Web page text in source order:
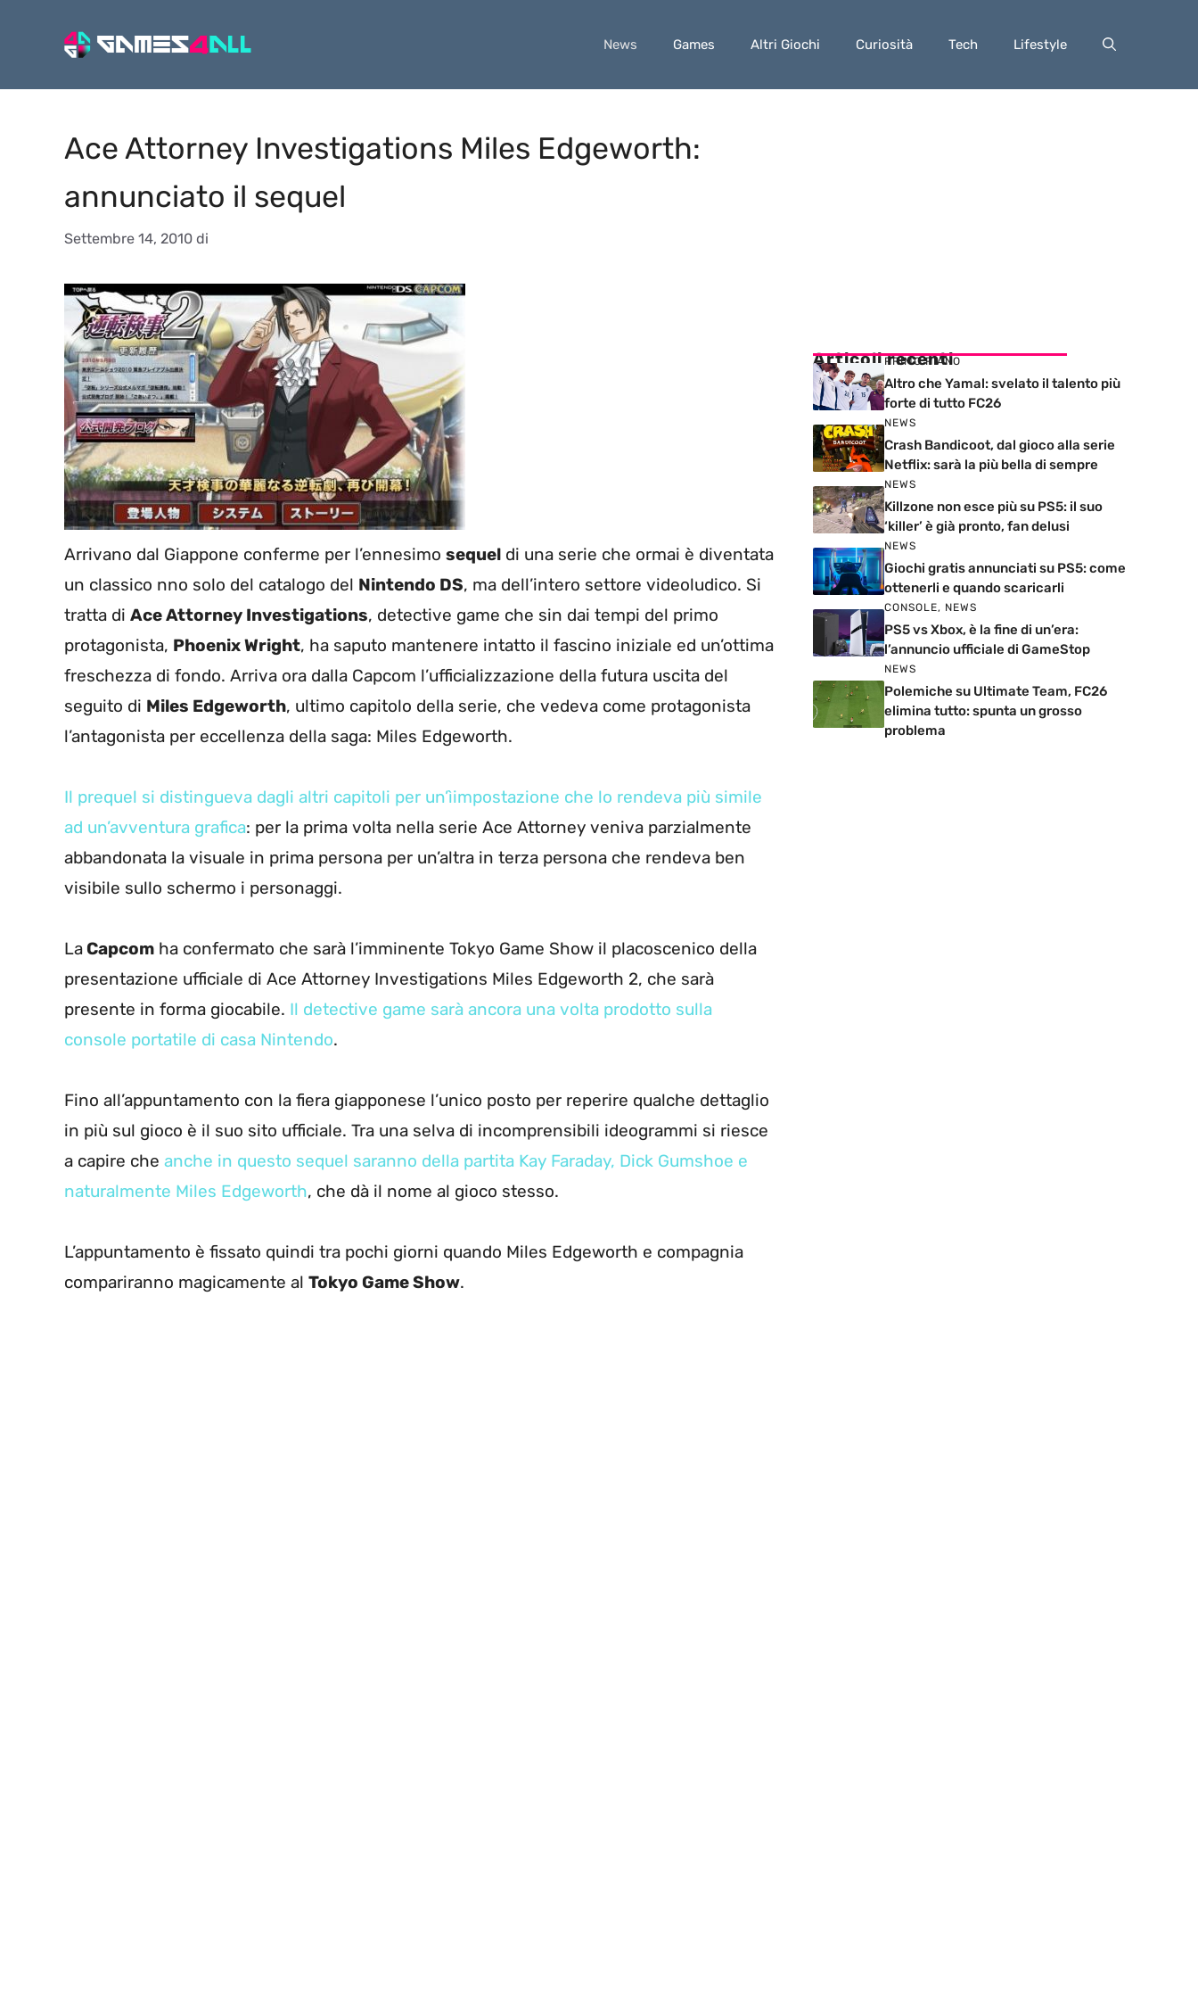
News Games Altri Giochi Curiosità Tech Lifestyle
Ace Attorney Investigations Miles Edgeworth:
annunciato il sequel
Settembre 14, 2010 di
Arrivano dal Giappone conferme per l’ennesimo sequel di una serie che ormai è diventata
un classico nno solo del catalogo del Nintendo DS, ma dell’intero settore videoludico. Si
tratta di Ace Attorney Investigations, detective game che sin dai tempi del primo
protagonista, Phoenix Wright, ha saputo mantenere intatto il fascino iniziale ed un’ottima
freschezza di fondo. Arriva ora dalla Capcom l’ufficializzazione della futura uscita del
seguito di Miles Edgeworth, ultimo capitolo della serie, che vedeva come protagonista
l’antagonista per eccellenza della saga: Miles Edgeworth.
Il prequel si distingueva dagli altri capitoli per un’ìimpostazione che lo rendeva più simile
ad un’avventura grafica: per la prima volta nella serie Ace Attorney veniva parzialmente
abbandonata la visuale in prima persona per un’altra in terza persona che rendeva ben
visibile sullo schermo i personaggi.
LaCapcom ha confermato che sarà l’imminente Tokyo Game Show il placoscenico della
presentazione ufficiale di Ace Attorney Investigations Miles Edgeworth 2, che sarà
presente in forma giocabile. Il detective game sarà ancora una volta prodotto sulla
console portatile di casa Nintendo.
Fino all’appuntamento con la fiera giapponese l’unico posto per reperire qualche dettaglio
in più sul gioco è il suo sito ufficiale. Tra una selva di incomprensibili ideogrammi si riesce
a capire che anche in questo sequel saranno della partita Kay Faraday, Dick Gumshoe e
naturalmente Miles Edgeworth, che dà il nome al gioco stesso.
L’appuntamento è fissato quindi tra pochi giorni quando Miles Edgeworth e compagnia
compariranno magicamente al Tokyo Game Show.
Articoli recenti
PRIMO PIANO
Altro che Yamal: svelato il talento più
forte di tutto FC26
NEWS
Crash Bandicoot, dal gioco alla serie
Netflix: sarà la più bella di sempre
NEWS
Killzone non esce più su PS5: il suo
‘killer’ è già pronto, fan delusi
NEWS
Giochi gratis annunciati su PS5: come
ottenerli e quando scaricarli
CONSOLE, NEWS
PS5 vs Xbox, è la fine di un’era:
l’annuncio ufficiale di GameStop
NEWS
Polemiche su Ultimate Team, FC26
elimina tutto: spunta un grosso
problema